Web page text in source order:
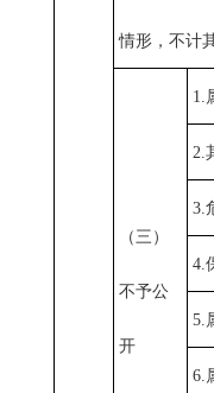
情形，不计
（三）
不予公
开
1.
2.
3.
4.
5.
6.